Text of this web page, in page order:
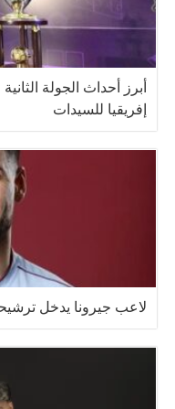
أبرز أحداث الجولة
إفريقيا للسيدات
لاعب جيرونا يدخل